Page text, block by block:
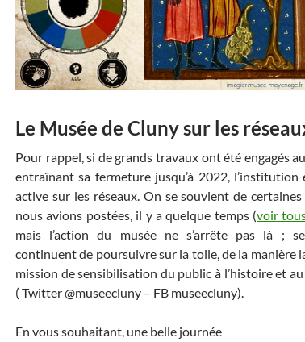
Le Musée de Cluny sur les
Pour rappel, si de grands travaux ont été engagés
entraînant sa fermeture jusqu’à 2022,
active sur les réseaux. On se souvient de
nous avions postées, il y a quelque temps (voir
mais l’action du musée ne s’arrête pas là ;
continuent de poursuivre sur la toile, de la manière
mission de sensibilisation du public à l’histoire et
( Twitter @museecluny – FB museecluny).
En vous souhaitant, une belle journée